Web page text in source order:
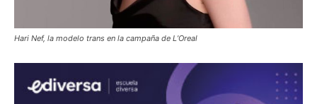
Hari Nef, la modelo trans en la campaña de L’Oreal